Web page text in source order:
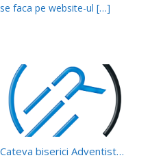
se faca pe website-ul […]
Cateva biserici Adventiste din Romania care transmit live – Sabat 12 Februarie 2011